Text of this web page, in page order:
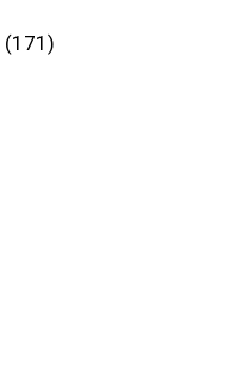
171